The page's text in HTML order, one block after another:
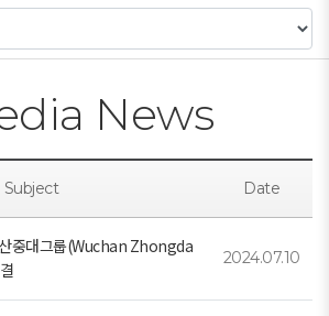
News
Subject Date
중대그룹(Wuchan Zhongda
2024.07.10